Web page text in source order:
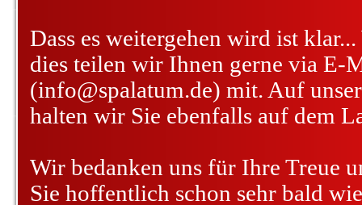
Dass es weitergehen wird ist
dies teilen wir Ihnen gerne via E-
(info@spalatum.de) mit. Auf
halten wir Sie ebenfalls auf dem
Wir bedanken uns für Ihre Treue
Sie hoffentlich schon sehr bald